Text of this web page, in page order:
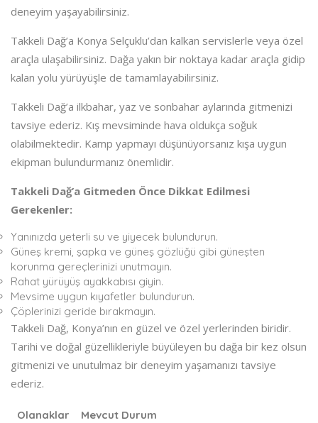
deneyim yaşayabilirsiniz.
Takkeli Dağ’a Konya Selçuklu’dan kalkan servislerle veya özel
araçla ulaşabilirsiniz. Dağa yakın bir noktaya kadar araçla gidip
kalan yolu yürüyüşle de tamamlayabilirsiniz.
Takkeli Dağ’a ilkbahar, yaz ve sonbahar aylarında gitmenizi
tavsiye ederiz. Kış mevsiminde hava oldukça soğuk
olabilmektedir. Kamp yapmayı düşünüyorsanız kışa uygun
ekipman bulundurmanız önemlidir.
Takkeli Dağ’a Gitmeden Önce Dikkat Edilmesi
Gerekenler:
Yanınızda yeterli su ve yiyecek bulundurun.
Güneş kremi, şapka ve güneş gözlüğü gibi güneşten
korunma gereçlerinizi unutmayın.
Rahat yürüyüş ayakkabısı giyin.
Mevsime uygun kıyafetler bulundurun.
Çöplerinizi geride bırakmayın.
Takkeli Dağ, Konya’nın en güzel ve özel yerlerinden biridir.
Tarihi ve doğal güzellikleriyle büyüleyen bu dağa bir kez olsun
gitmenizi ve unutulmaz bir deneyim yaşamanızı tavsiye
ederiz.
Olanaklar
Mevcut Durum